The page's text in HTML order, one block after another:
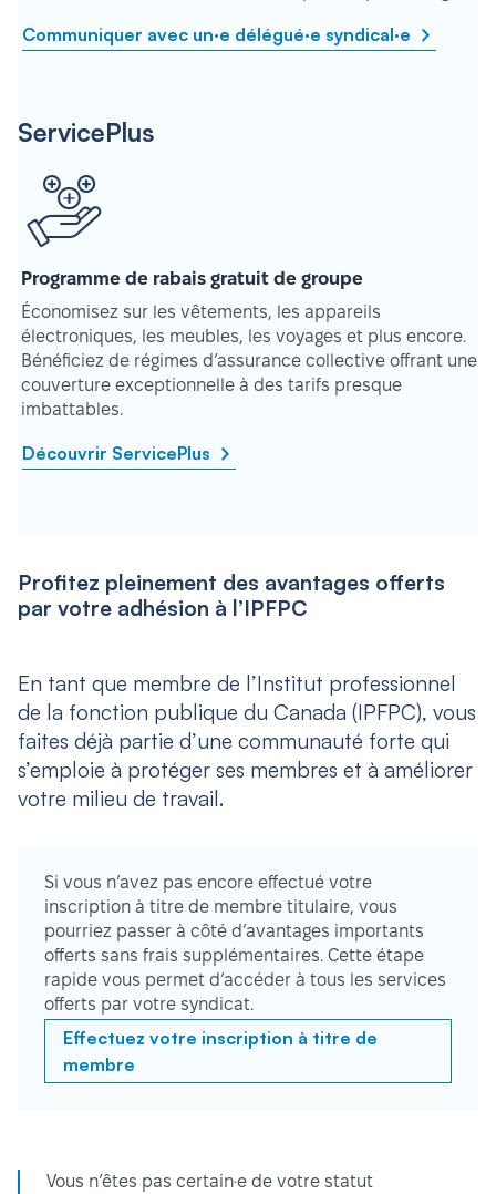
Communiquer avec un·e délégué·e syndical·e
ServicePlus
Programme de rabais gratuit de groupe
Économisez sur les vêtements, les appareils
électroniques, les meubles, les voyages et plus encore.
Bénéficiez de régimes d’assurance collective offrant une
couverture exceptionnelle à des tarifs presque
imbattables.
Découvrir ServicePlus
Profitez pleinement des avantages offerts
par votre adhésion à l’IPFPC
En tant que membre de l’Institut professionnel
de la fonction publique du Canada (IPFPC), vous
faites déjà partie d’une communauté forte qui
s’emploie à protéger ses membres et à améliorer
votre milieu de travail.
Si vous n’avez pas encore effectué votre
inscription à titre de membre titulaire, vous
pourriez passer à côté d’avantages importants
offerts sans frais supplémentaires. Cette étape
rapide vous permet d’accéder à tous les services
offerts par votre syndicat.
Effectuez votre inscription à titre de
membre
Vous n’êtes pas certain·e de votre statut